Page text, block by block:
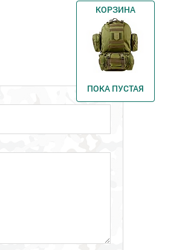
КОРЗИНА
ПОКА ПУСТАЯ